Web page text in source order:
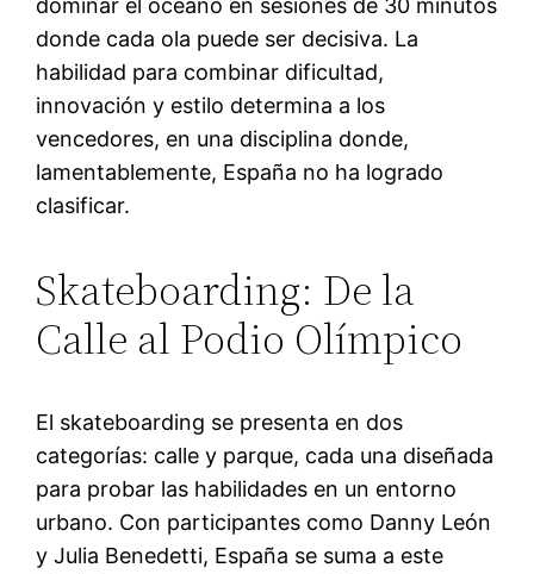
dominar el océano en sesiones de 30 minutos
donde cada ola puede ser decisiva. La
habilidad para combinar dificultad,
innovación y estilo determina a los
vencedores, en una disciplina donde,
lamentablemente, España no ha logrado
clasificar.
Skateboarding: De la
Calle al Podio Olímpico
El skateboarding se presenta en dos
categorías: calle y parque, cada una diseñada
para probar las habilidades en un entorno
urbano. Con participantes como Danny León
y Julia Benedetti, España se suma a este